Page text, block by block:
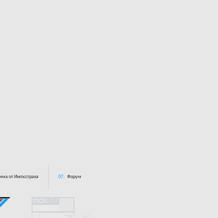
от Ингосстраха 07. Форум